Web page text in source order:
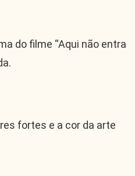
do filme “Aqui não entra
fortes e a cor da arte